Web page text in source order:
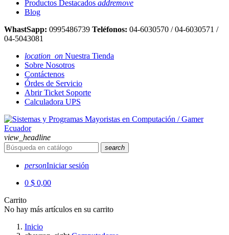
Productos Destacados addremove
Blog
WhastSapp: 0995486739 Teléfonos: 04-6030570 / 04-6030571 /
04-5043081
location_on Nuestra Tienda
Sobre Nosotros
Contáctenos
Órdes de Servicio
Abrir Ticket Soporte
Calculadora UPS
view_headline
search
personIniciar sesión
0 $ 0,00
Carrito
No hay más artículos en su carrito
Inicio